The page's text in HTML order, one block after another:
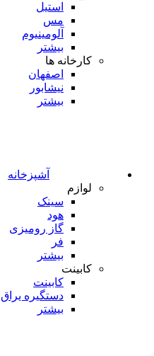
استیل
مس
آلومینیوم
بیشتر
کارخانه ها
اصفهان
نیشابور
بیشتر
آشپزخانه
لوازم
سینک
هود
گاز رومیزی
فر
بیشتر
کابینت
کابینت
دستگیره یراق
بیشتر